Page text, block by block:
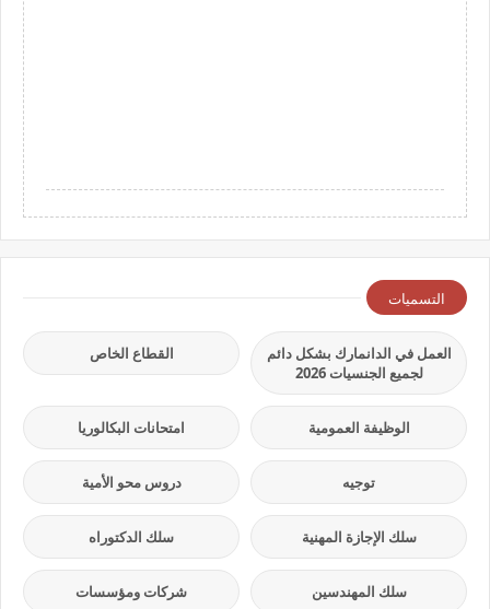
التسميات
العمل في الدانمارك بشكل دائم
لجميع الجنسيات 2026
القطاع الخاص
الوظيفة العمومية امتحانات البكالوريا
توجيه دروس محو الأمية
سلك الإجازة المهنية سلك الدكتوراه
سلك المهندسين شركات ومؤسسات